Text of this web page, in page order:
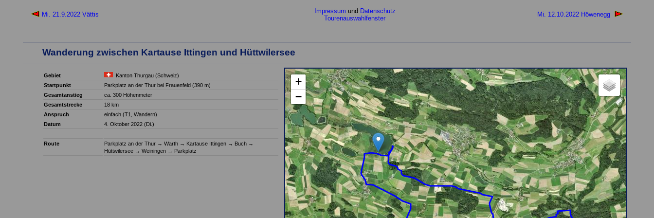
Mi. 21.9.2022 Vättis Impressum und Datenschutz
Tourenauswahlfenster
Mi. 12.10.2022 Höwenegg
Wanderung zwischen Kartause Ittingen und Hüttwilersee
(einen Moment bitte, die Karte wird gleich angezeigt)
+
−
Gebiet
Kanton Thurgau (Schweiz)
Startpunkt
Parkplatz an der Thur bei Frauenfeld (390 m)
Gesamtanstieg
ca. 300 Höhenmeter
Gesamtstrecke
18 km
Anspruch
einfach (T1, Wandern)
Datum
4. Oktober 2022 (Di.)
Route Parkplatz an der Thur → Warth → Kartause Ittingen → Buch →
Hüttwilersee → Weiningen → Parkplatz